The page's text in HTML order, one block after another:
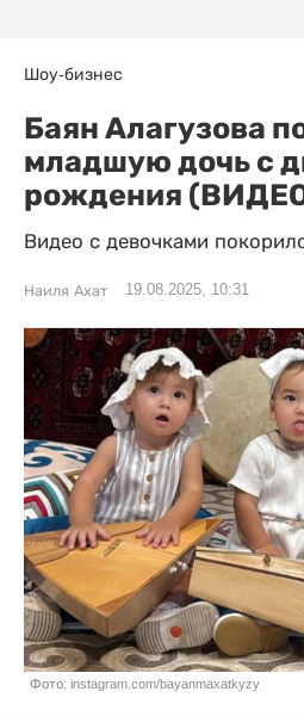
Шоу-бизнес
Баян Алагузова
младшую дочь с
рождения
Видео с девочками
Наиля Ахат 19.08.2025, 10:31
Фото: instagram.com/bayanmaxatkyzy